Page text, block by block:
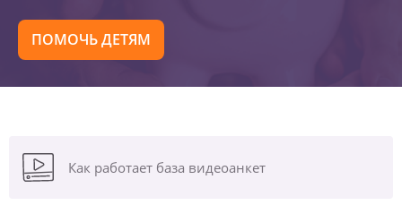
ПОМОЧЬ ДЕТЯМ
Как работает база видеоанкет